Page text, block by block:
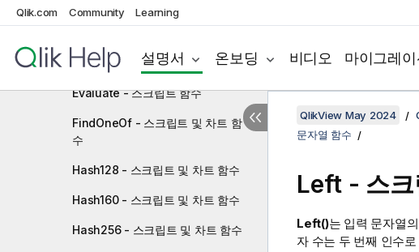
Qlik.com Community Learning
설명서 온보딩 비디오 마이그레이
문자열 함수
Chr - 스크립트 및 차트 함수
Evaluate - 스크립트 함수
FindOneOf - 스크립트 및 차트 함
수
Hash128 - 스크립트 및 차트 함수
Hash160 - 스크립트 및 차트 함수
Hash256 - 스크립트 및 차트 함수
QlikView May 2024
문자열 함수
Left - 스크
Left()는 입력 문자열
자 수는 두 번째 인수